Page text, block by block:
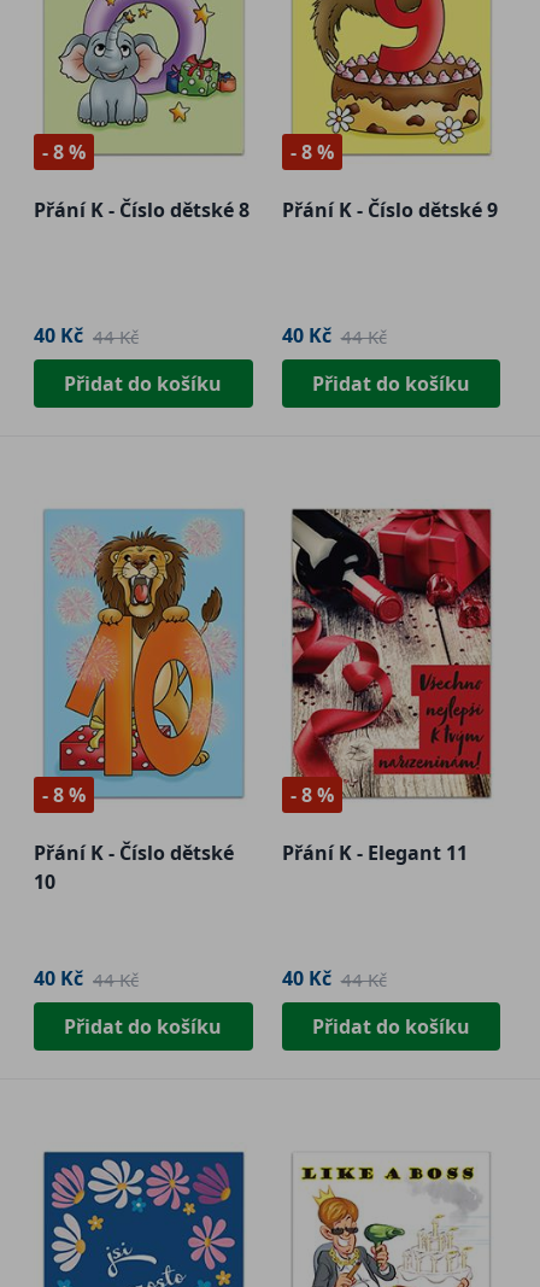
- 8 %
Přání K - Číslo dětské 8
40 Kč 44 Kč
Přidat do košíku
- 8 %
Přání K - Číslo dětské 9
40 Kč 44 Kč
Přidat do košíku
- 8 %
Přání K - Číslo dětské
10
40 Kč 44 Kč
Přidat do košíku
- 8 %
Přání K - Elegant 11
40 Kč 44 Kč
Přidat do košíku